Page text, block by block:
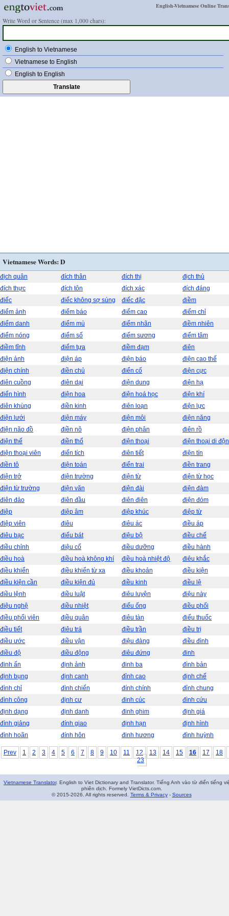
English-Vietnamese Online
Write Word or Sentence (max 1,000 chars):
English to Vietnamese
Vietnamese to English
English to English
Vietnamese Words: D
địch quân đích thân đích thị
địch thủ
đích thực
đích tôn đích xác
đích đáng
điếc
điếc không sợ súng điếc đặc
điềm
điểm ảnh
điểm báo điểm cao
điểm chỉ
điểm danh
điểm mù điểm nhãn
điềm nhiên
điểm nóng
điểm số điểm sương
điểm tâm
điềm tĩnh
điểm tựa điềm đạm
điên
điện ảnh
điện áp điện báo
điện cao thế
điện chính
điền chủ điển cố
điện cực
điên cuồng
điên dại điện dung
điện hạ
điển hình
điện hoa điện hoá học
điện khí
điên khùng
điền kinh điên loạn
điện lực
điện lưới
điện máy điện môi
điện năng
điện não đồ
điền nô điện phân
điên rồ
điện thế
điền thổ điện thoại
điện thoại di
điện thoại viên
điển tích điên tiết
điện tín
điền tô
điện toán điển trai
điền trang
điện trở
điện trường điện từ
điện từ học
điện từ trường
điện văn điện đài
điện đàm
điên đảo
điên đầu điên điên
điện đóm
điệp
điệp âm điệp khúc
điệp từ
điệp viên
điêu điêu ác
điều áp
điêu bạc
điếu bát điệu bộ
điều chế
điều chỉnh
điệu cổ điều dưỡng
điều hành
điều hoà
điều hoà không khí điều hoà nhiệt độ
điêu khắc
điều khiển
điều khiển từ xa điều khoản
điều kiện
điều kiện cần
điều kiện đủ điều kinh
điều lệ
điều lệnh
điều luật điêu luyện
điệu này
điệu nghệ
điều nhiệt điếu ống
điều phối
điều phối viên
điều quân điêu tàn
điếu thuốc
điều tiết
điêu trá điều trần
điều trị
điều ước
điều vận điệu đàng
điều đình
điều độ
điều động điêu đứng
đinh
đinh ấn
định ảnh đinh ba
đình bản
định bụng
định canh đỉnh cao
định chế
đình chỉ
đình chiến đính chính
đỉnh chung
đình công
định cư đinh cúc
đình cứu
định dạng
định danh đinh ghim
định giá
đình giảng
đính giao định hạn
định hình
đình hoãn
đính hôn đinh hương đình huỳnh
Prev 1 2 3 4 5 6 7 8 9 10 11 12 13 14 15 16 17
18
23
Vietnamese Translator. English to Viet Dictionary and Translator. Tiếng Anh vào từ điển tiếng
phiên dịch. Formely VietDicts.com.
© 2015-2026. All rights reserved. Terms & Privacy- Sources